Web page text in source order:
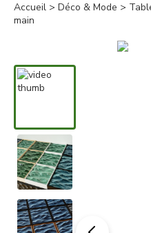
Accueil > Déco & Mode >
main